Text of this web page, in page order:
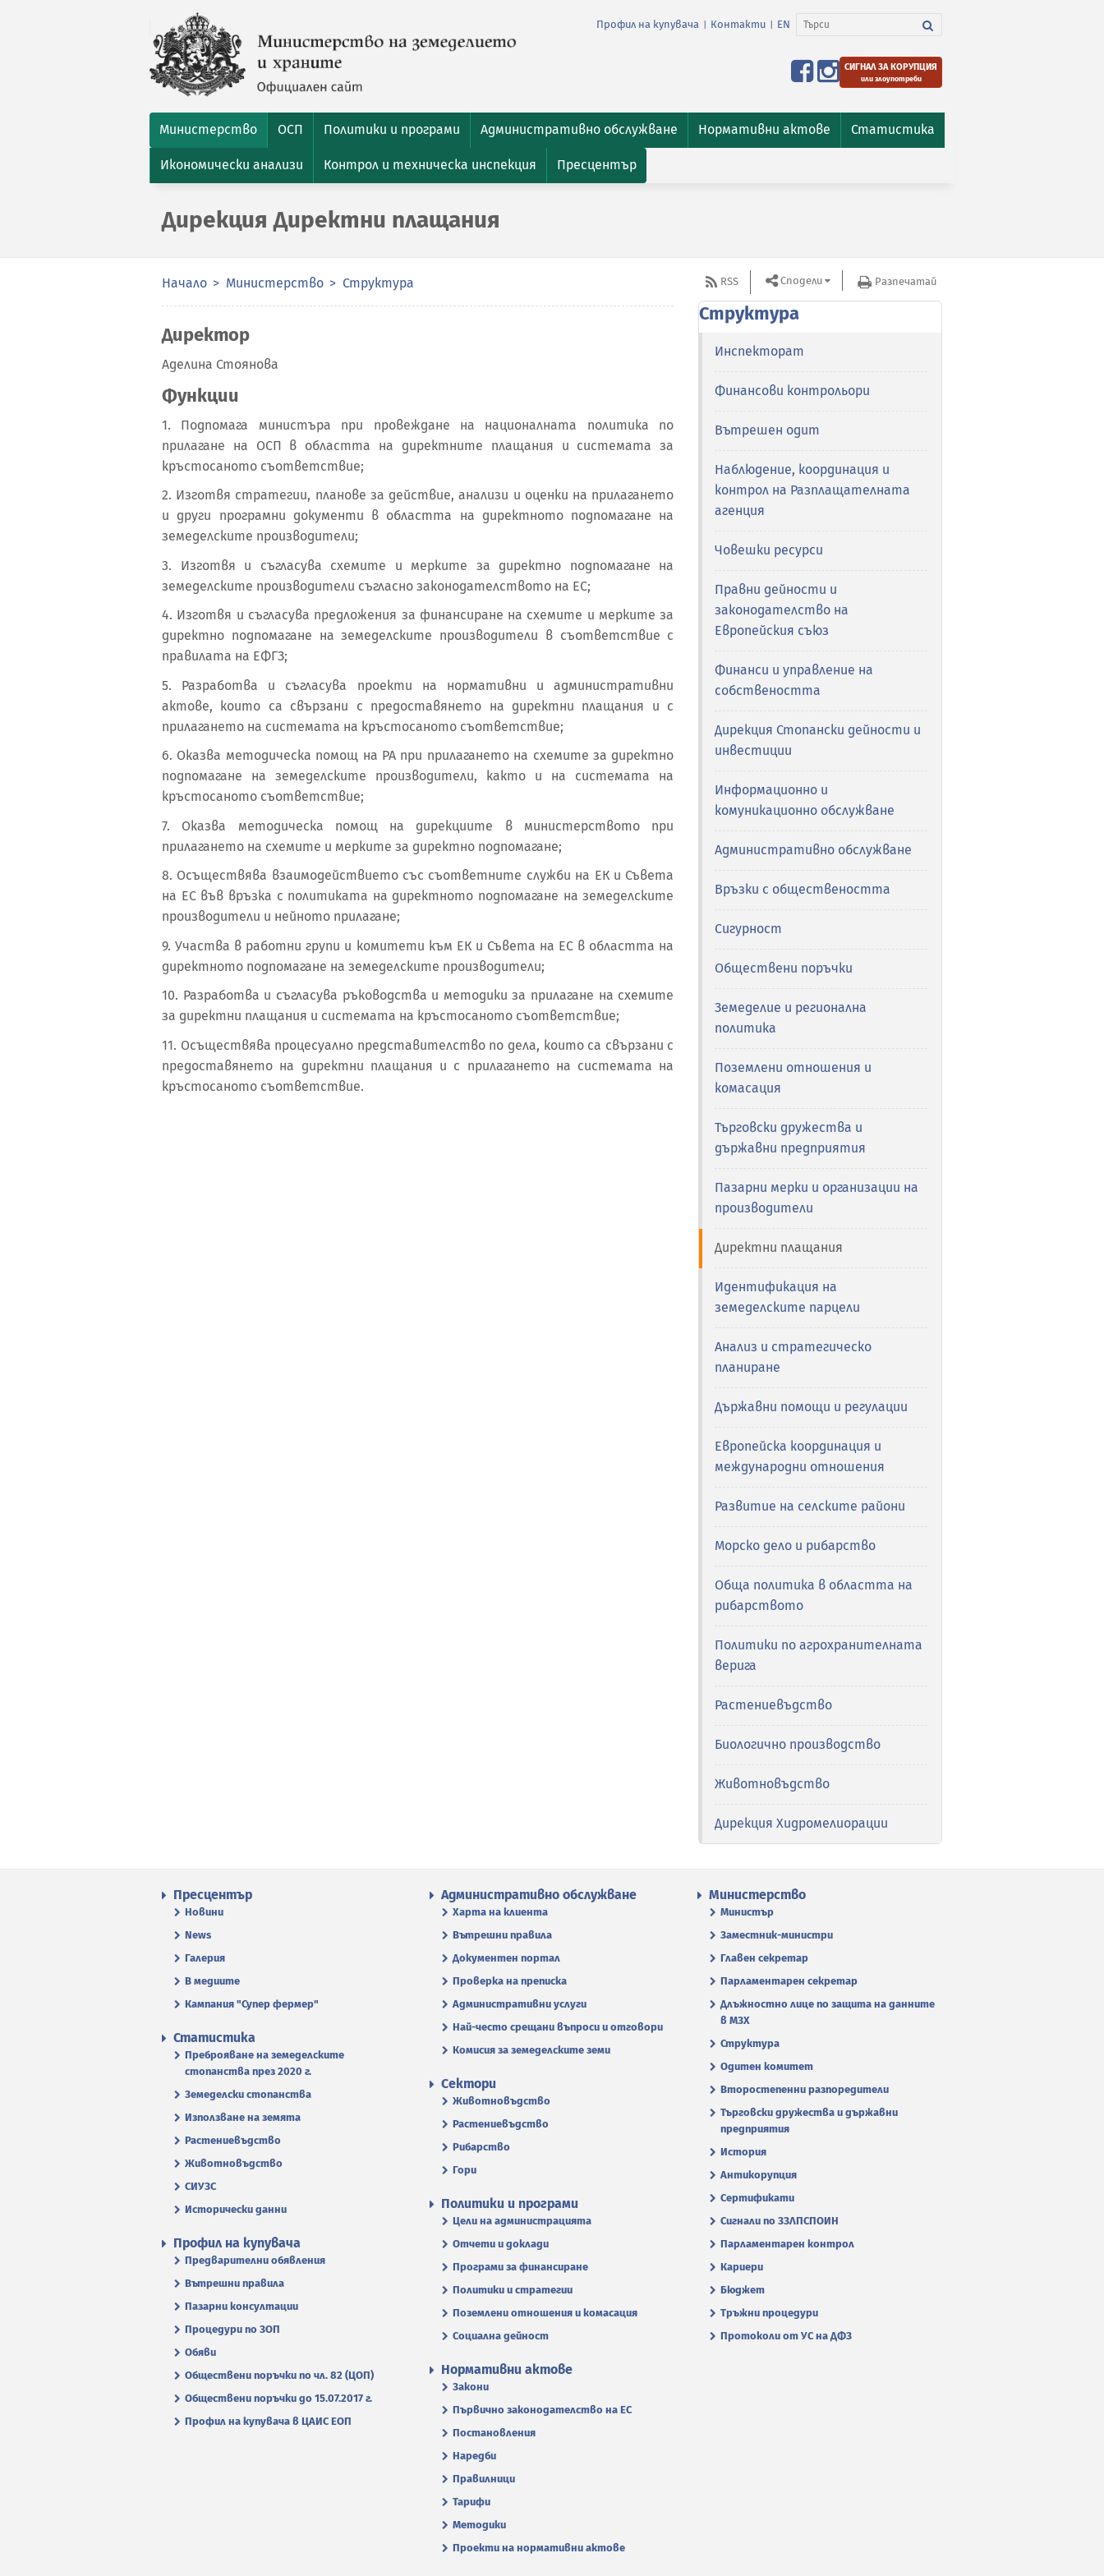
Профил на купувача Контакти EN
СИГНАЛ ЗА КОРУПЦИЯ
или злоупотреби
Министерство ОСП Политики и програми Административно обслужване Нормативни актове Статистика
Икономически анализи Контрол и техническа инспекция Пресцентър
Дирекция Директни плащания
Начало Министерство Структура
Директор
Аделина Стоянова
Функции
1. Подпомага министъра при провеждане на националната политика по
прилагане на ОСП в областта на директните плащания и системата за
кръстосаното съответствие;
2. Изготвя стратегии, планове за действие, анализи и оценки на прилагането
и други програмни документи в областта на директното подпомагане на
земеделските производители;
3. Изготвя и съгласува схемите и мерките за директно подпомагане на
земеделските производители съгласно законодателството на ЕС;
4. Изготвя и съгласува предложения за финансиране на схемите и мерките за
директно подпомагане на земеделските производители в съответствие с
правилата на ЕФГЗ;
5. Разработва и съгласува проекти на нормативни и административни
актове, които са свързани с предоставянето на директни плащания и с
прилагането на системата на кръстосаното съответствие;
6. Оказва методическа помощ на РА при прилагането на схемите за директно
подпомагане на земеделските производители, както и на системата на
кръстосаното съответствие;
7. Оказва методическа помощ на дирекциите в министерството при
прилагането на схемите и мерките за директно подпомагане;
8. Осъществява взаимодействието със съответните служби на ЕК и Съвета
на ЕС във връзка с политиката на директното подпомагане на земеделските
производители и нейното прилагане;
9. Участва в работни групи и комитети към ЕК и Съвета на ЕС в областта на
директното подпомагане на земеделските производители;
10. Разработва и съгласува ръководства и методики за прилагане на схемите
за директни плащания и системата на кръстосаното съответствие;
11. Осъществява процесуално представителство по дела, които са свързани с
предоставянето на директни плащания и с прилагането на системата на
кръстосаното съответствие.
RSS Сподели Разпечатай
Структура
Инспекторат
Финансови контрольори
Вътрешен одит
Наблюдение, координация и
контрол на Разплащателната
агенция
Човешки ресурси
Правни дейности и
законодателство на
Европейския съюз
Финанси и управление на
собствеността
Дирекция Стопански дейности и
инвестиции
Информационно и
комуникационно обслужване
Административно обслужване
Връзки с обществеността
Сигурност
Обществени поръчки
Земеделие и регионална
политика
Поземлени отношения и
комасация
Търговски дружества и
държавни предприятия
Пазарни мерки и организации на
производители
Директни плащания
Идентификация на
земеделските парцели
Анализ и стратегическо
планиране
Държавни помощи и регулации
Европейска координация и
международни отношения
Развитие на селските райони
Морско дело и рибарство
Обща политика в областта на
рибарството
Политики по агрохранителната
верига
Растениевъдство
Биологично производство
Животновъдство
Дирекция Хидромелиорации
Пресцентър
Новини
News
Галерия
В медиите
Кампания "Супер фермер"
Административно обслужване
Харта на клиента
Вътрешни правила
Документен портал
Проверка на преписка
Административни услуги
Най-често срещани въпроси и отговори
Комисия за земеделските земи
Министерство
Министър
Заместник-министри
Главен секретар
Парламентарен секретар
Длъжностно лице по защита на данните
в МЗХ
Структура
Одитен комитет
Второстепенни разпоредители
Търговски дружества и държавни
предприятия
История
Антикорупция
Сертификати
Сигнали по ЗЗЛПСПОИН
Парламентарен контрол
Кариери
Бюджет
Тръжни процедури
Протоколи от УС на ДФЗ
Статистика
Преброяване на земеделските
стопанства през 2020 г.
Земеделски стопанства
Използване на земята
Растениевъдство
Животновъдство
СИУЗС
Исторически данни
Сектори
Животновъдство
Растениевъдство
Рибарство
Гори
Политики и програми
Цели на администрацията
Отчети и доклади
Програми за финансиране
Политики и стратегии
Поземлени отношения и комасация
Социална дейност
Профил на купувача
Предварителни обявления
Вътрешни правила
Пазарни консултации
Процедури по ЗОП
Обяви
Обществени поръчки по чл. 82 (ЦОП)
Обществени поръчки до 15.07.2017 г.
Профил на купувача в ЦАИС ЕОП
Нормативни актове
Закони
Първично законодателство на ЕС
Постановления
Наредби
Правилници
Тарифи
Методики
Проекти на нормативни актове